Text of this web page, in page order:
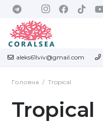
aleks61lviv@gmail.com
Головна / Tropical
Tropical